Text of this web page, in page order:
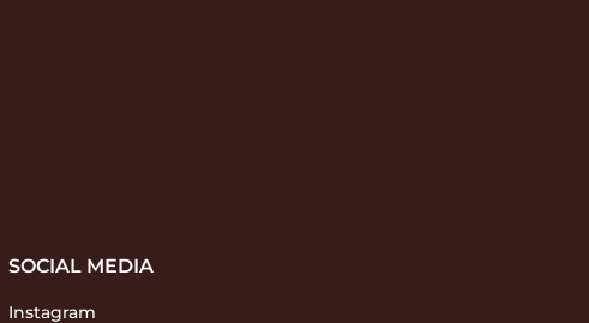
SOCIAL MEDIA
Instagram